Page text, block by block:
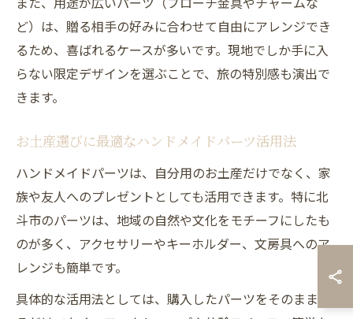
ど）は、贈る相手の好みに合わせて自由にアレンジでき
るため、喜ばれるケースが多いです。現地でしか手に入
らない限定デザインを選ぶことで、旅の特別感も演出で
きます。
お土産選びに最適なハンドメイドパーツ活用法
ハンドメイドパーツは、自分用のお土産だけでなく、家
族や友人へのプレゼントとしても活用できます。特に北
斗市のパーツは、地域の自然や文化をモチーフにしたも
のが多く、アクセサリーやキーホルダー、文房具へのア
レンジも簡単です。
具体的な活用法としては、購入したパーツをそのまま贈